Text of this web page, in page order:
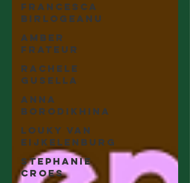
Francesca
Birlogeanu
Amber
Frateur
Rachele
Gusella
Anna
Borodikhina
Louky van
Eijkelenburg
Stephanie
Croes